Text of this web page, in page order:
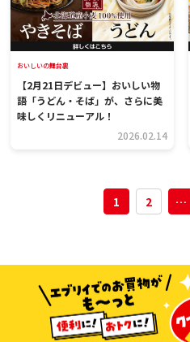
おいしいの舞台裏
【2月21日デビュー】おいしい物
語「うどん・そば」が、さらに美
味しくリニューアル！
2026.02.14
1 2 …